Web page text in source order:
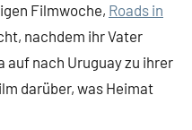
Filmwoche, Roads in
nachdem ihr Vater
auf nach Uruguay zu ihrer
darüber, was Heimat